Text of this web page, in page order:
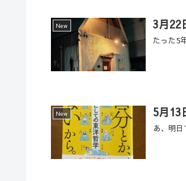
New 3月22
たった5
New 5月13
あ、明